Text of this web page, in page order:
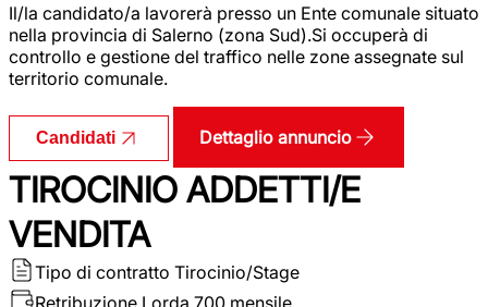
Il/la candidato/a lavorerà presso un Ente comunale situato
nella provincia di Salerno (zona Sud).Si occuperà di
controllo e gestione del traffico nelle zone assegnate sul
territorio comunale.
Candidati Dettaglio annuncio
TIROCINIO ADDETTI/E
VENDITA
Tipo di contratto Tirocinio/Stage
Retribuzione Lorda 700 mensile